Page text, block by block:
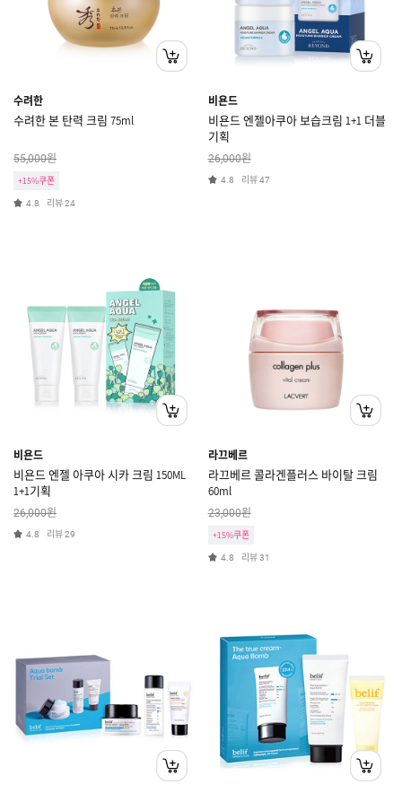
수려한
수려한 본 탄력 크림 75ml
55,000원
+15%쿠폰
4.8 리뷰24
비욘드
비욘드 엔젤아쿠아 보습크림 1+1 더블
기획
26,000원
4.8 리뷰47
비욘드
비욘드 엔젤 아쿠아 시카 크림 150ML
1+1기획
26,000원
4.8 리뷰29
라끄베르
라끄베르 콜라겐플러스 바이탈 크림
60ml
23,000원
+15%쿠폰
4.8 리뷰31